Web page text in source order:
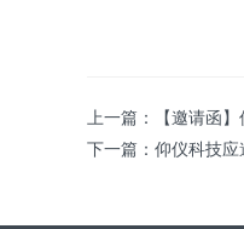
上一篇：
【邀请函
下一篇： 仰仪科技应